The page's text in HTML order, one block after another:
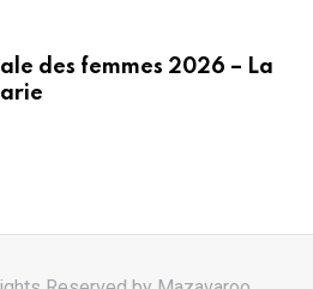
des femmes 2026 – La